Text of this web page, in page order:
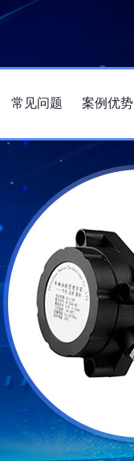
常见问题 案例优势